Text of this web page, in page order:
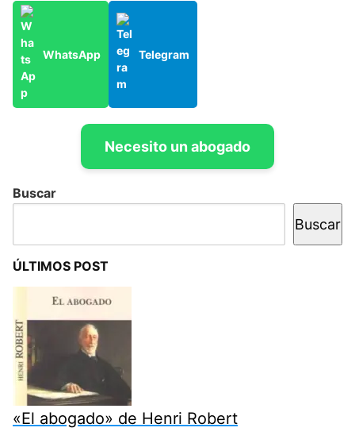
WhatsApp Telegram
Necesito un abogado
Buscar
Buscar
ÚLTIMOS POST
«El abogado» de Henri Robert